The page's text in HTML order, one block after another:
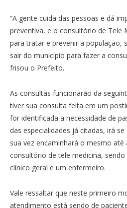
“A gente cuida das pessoas e dá
preventiva, e o consultório de Tele
para tratar e prevenir a população,
sair do município para fazer a
frisou o Prefeito.
As consultas funcionarão da
tiver sua consulta feita em um
for identificada a necessidade de
das especialidades já citadas, irá
sua vez encaminhará o mesmo
consultório de tele medicina,
clínico geral e um enfermeiro.
Vale ressaltar que neste primeiro
atendimento está sendo de